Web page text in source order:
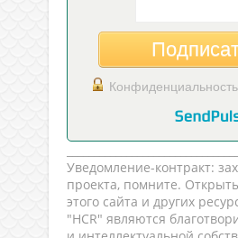
Уведомление-контракт:
проекта, помните.
этого сайта и других
"HCR" являются